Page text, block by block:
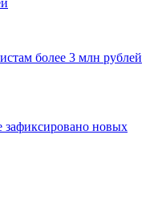
более 3 млн рублей
зафиксировано новых